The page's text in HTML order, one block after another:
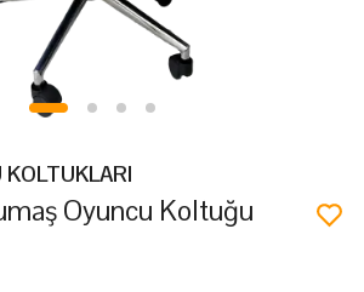
KOLTUKLARI
Oyuncu Koltuğu